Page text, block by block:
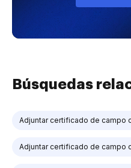
Búsquedas
Adjuntar certificado de campo
Adjuntar certificado de campo